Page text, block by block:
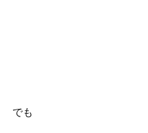
でも